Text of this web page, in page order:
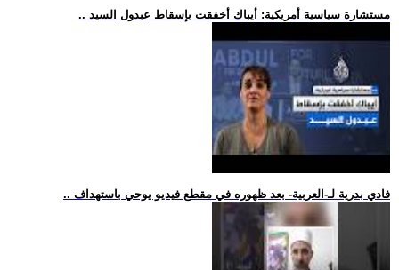
.. مستشارة سياسية أمريكية: أيباك أخفقت بإسقاط عبدول السيد
.. فادي بدرية لـ-العربية- بعد ظهوره في مقطع فيديو يوحي باستهداف